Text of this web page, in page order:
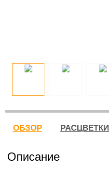
ОБЗОР РАСЦВЕТКИ
Описание